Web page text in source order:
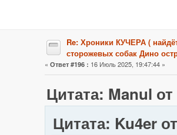
Re: Хроники КУЧЕРА (
сторожевых собак Дино
« Ответ #196 : 16 Июль 2025, 19:47:44 »
Цитата: Manul
Цитата: Ku4er